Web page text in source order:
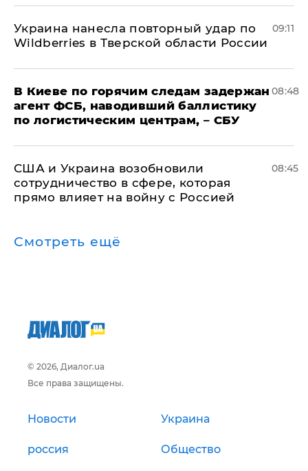
Украина нанесла повторный удар по
Wildberries в Тверской области России
09:11
В Киеве по горячим следам задержан
агент ФСБ, наводивший баллистику
по логистическим центрам, – СБУ
08:48
США и Украина возобновили
сотрудничество в сфере, которая
прямо влияет на войну с Россией
08:45
Смотреть ещё
© 2026, Диалог.ua
Все права защищены.
Новости Украина
россия Общество